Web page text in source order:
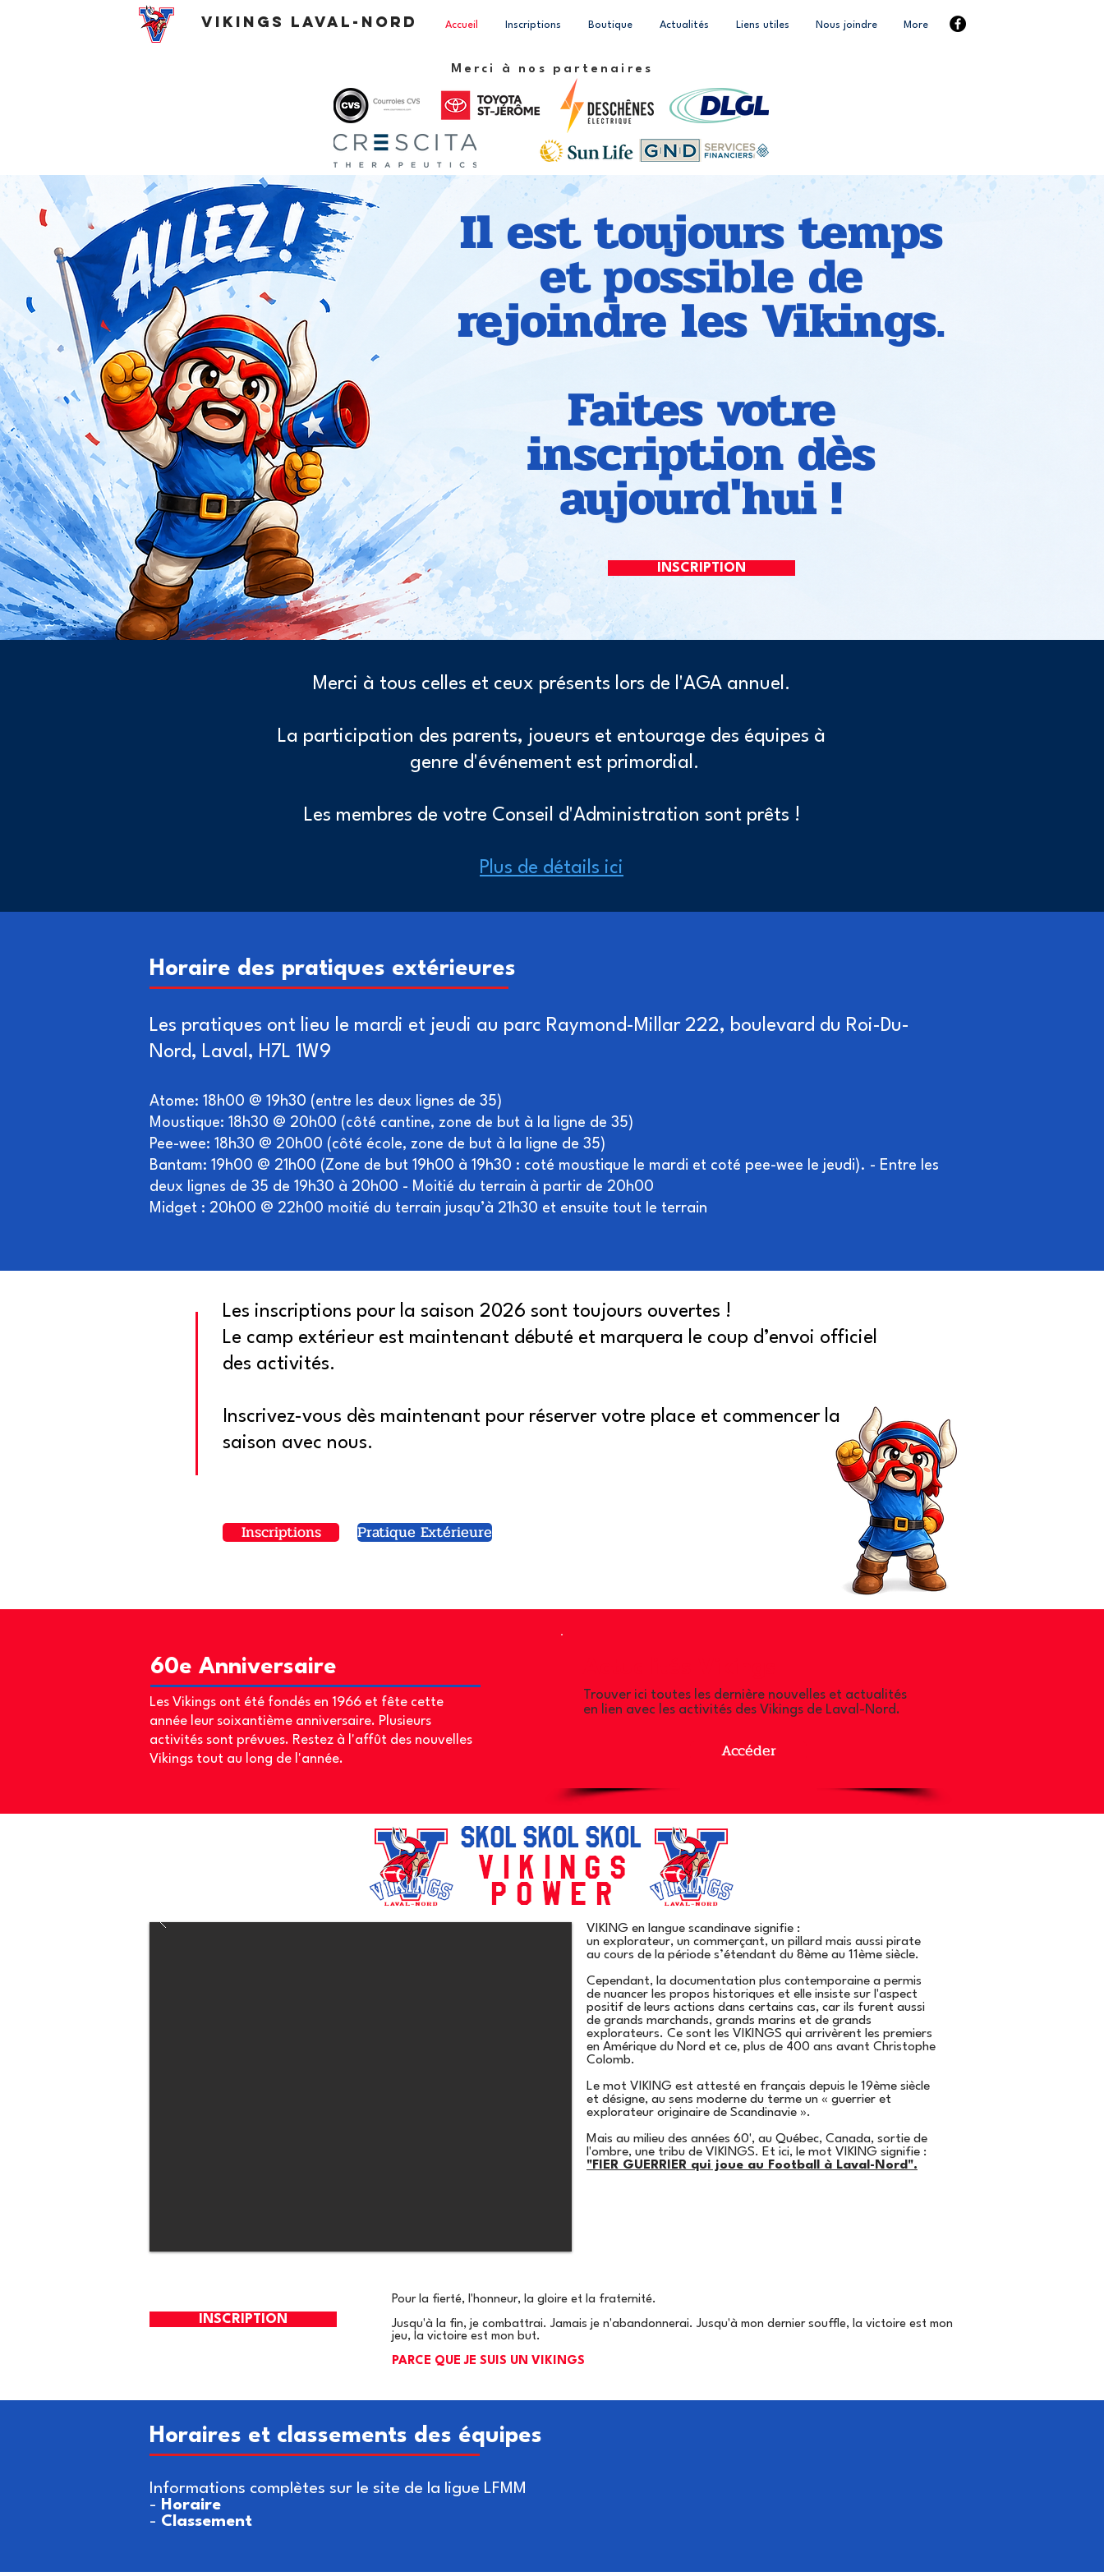
VIKINGS Laval-Nord Accueil Inscriptions Boutique Actualités Liens utiles Nous joindre More
Merci à nos partenaires
Il est toujours temps
et possible de
rejoindre les Vikings.
Faites votre
inscription dès
aujourd'hui !
INSCRIPTION
Merci à tous celles et ceux présents lors de l'AGA annuel.
La participation des parents, joueurs et entourage des équipes à
genre d'événement est primordial.
Les membres de votre Conseil d'Administration sont prêts !
Plus de détails ici
Horaire des pratiques extérieures
Les pratiques ont lieu le mardi et jeudi au parc Raymond-Millar 222, boulevard du Roi-Du-
Nord, Laval, H7L 1W9​
Atome: 18h00 @ 19h30 (entre les deux lignes de 35)
Moustique: 18h30 @ 20h00 (côté cantine, zone de but à la ligne de 35)
Pee-wee: 18h30 @ 20h00 (côté école, zone de but à la ligne de 35)
Bantam: 19h00 @ 21h00 (Zone de but 19h00 à 19h30 : coté moustique le mardi et coté pee-wee le jeudi). - Entre les
deux lignes de 35 de 19h30 à 20h00 - Moitié du terrain à partir de 20h00
Midget : 20h00 @ 22h00 moitié du terrain jusqu’à 21h30 et ensuite tout le terrain
Les inscriptions pour la saison 2026 sont toujours ouvertes !
Le camp extérieur est maintenant débuté et marquera le coup d’envoi officiel
des activités.
Inscrivez-vous dès maintenant pour réserver votre place et commencer la
saison avec nous.
Inscriptions Pratique Extérieure
60e Anniversaire
Les Vikings ont été fondés en 1966 et fête cette
année leur soixantième anniversaire. Plusieurs
activités sont prévues. Restez à l'affût des nouvelles
Vikings tout au long de l'année.
Trouver ici toutes les dernière nouvelles et actualités
en lien avec les activités des Vikings de Laval-Nord.
Accéder
VIKING en langue scandinave signifie :
un explorateur, un commerçant, un pillard mais aussi pirate
au cours de la période s’étendant du 8ème au 11ème siècle.
Cependant, la documentation plus contemporaine a permis
de nuancer les propos historiques et elle insiste sur l'aspect
positif de leurs actions dans certains cas, car ils furent aussi
de grands marchands, grands marins et de grands
explorateurs. Ce sont les VIKINGS qui arrivèrent les premiers
en Amérique du Nord et ce, plus de 400 ans avant Christophe
Colomb.
Le mot VIKING est attesté en français depuis le 19ème siècle
et désigne, au sens moderne du terme un « guerrier et
explorateur originaire de Scandinavie ».
Mais au milieu des années 60', au Québec, Canada, sortie de
l'ombre, une tribu de VIKINGS. Et ici, le mot VIKING signifie :
"FIER GUERRIER qui joue au Football à Laval-Nord".
INSCRIPTION
Pour la fierté, l'honneur, la gloire et la fraternité.
Jusqu'à la fin, je combattrai. Jamais je n'abandonnerai. Jusqu'à mon dernier souffle, la victoire est mon
jeu, la victoire est mon but.
PARCE QUE JE SUIS UN VIKINGS
Horaires et classements des équipes
Informations complètes sur le site de la ligue LFMM
- Horaire
- Classement